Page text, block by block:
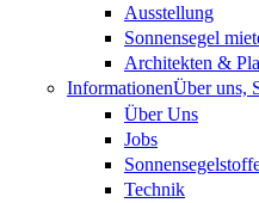
Ausstellung
Sonnensegel
Architekten &
InformationenÜber uns,
Über Uns
Jobs
Technik